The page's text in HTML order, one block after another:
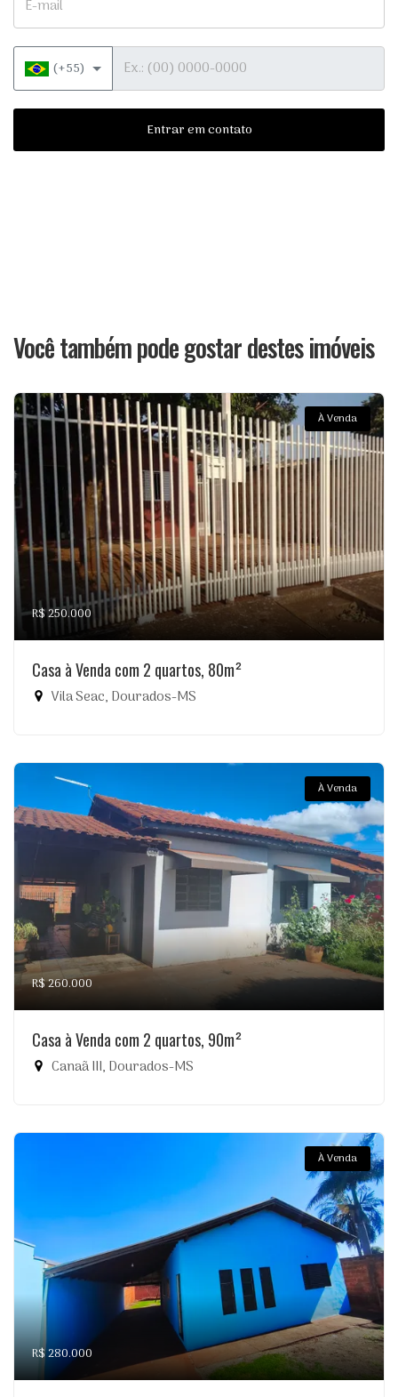
Telefone
(+55)
Entrar em contato
Você também pode gostar destes imóveis
À Venda
R$ 250.000
Casa à Venda com 2 quartos, 80m²
Vila Seac, Dourados-MS
À Venda
R$ 260.000
Casa à Venda com 2 quartos, 90m²
Canaã III, Dourados-MS
À Venda
R$ 280.000